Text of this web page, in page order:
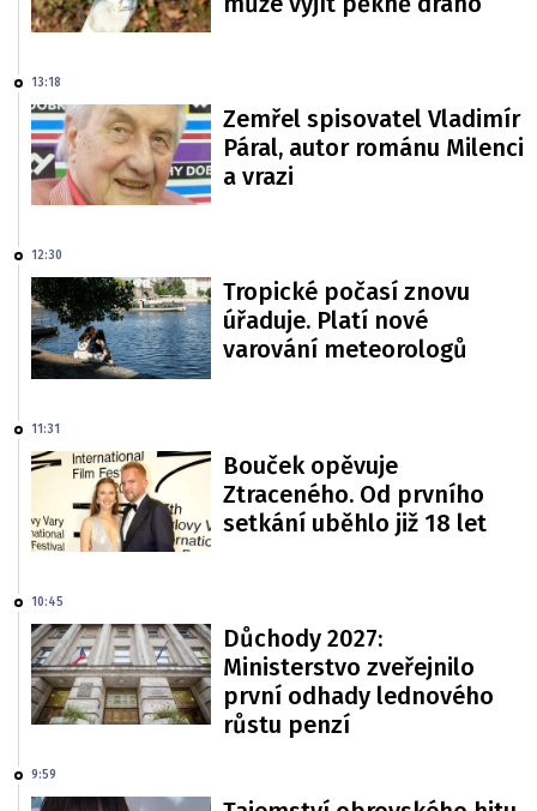
13:18
Zemřel spisovatel Vladimír
Páral, autor románu Milenci
a vrazi
12:30
Tropické počasí znovu
úřaduje. Platí nové
varování meteorologů
11:31
Bouček opěvuje
Ztraceného. Od prvního
setkání uběhlo již 18 let
10:45
Důchody 2027:
Ministerstvo zveřejnilo
první odhady lednového
růstu penzí
9:59